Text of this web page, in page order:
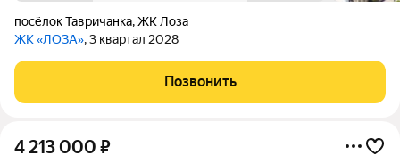
посёлок Тавричанка,ЖК Лоза
ЖК «ЛОЗА», 3 квартал 2028
Позвонить
4 213 000 ₽